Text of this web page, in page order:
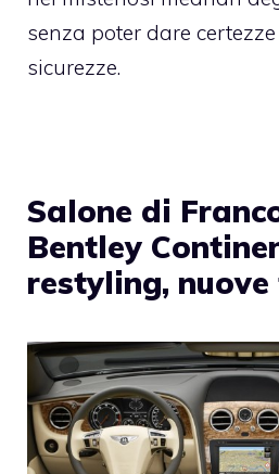
senza poter dare
sicurezze.
Salone di
Bentley
restyling,